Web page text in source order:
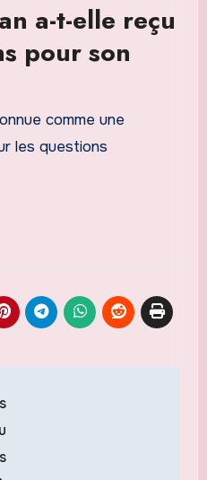
a-t-elle reçu
pour son
comme une
les questions